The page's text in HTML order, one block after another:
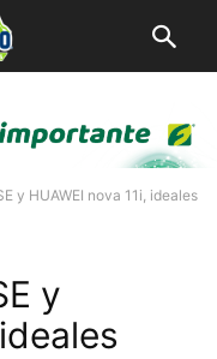
y HUAWEI nova 11i, ideales
y